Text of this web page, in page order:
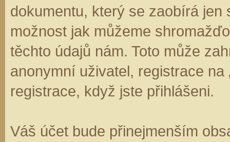
dokumentu, který se zaobírá jen
možnost jak můžeme
těchto údajů nám. Toto může
anonymní uživatel, registrace
registrace, když jste přihlášeni.
Váš účet bude přinejmenším